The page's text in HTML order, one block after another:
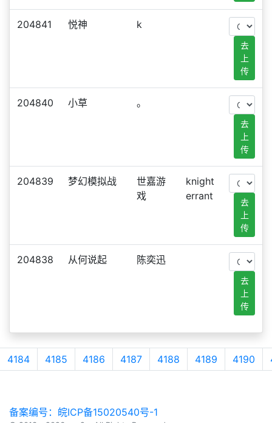
204841 悦神 k
去
上
传
204840 小草 。
去
上
传
204839 梦幻模拟战
世嘉游
戏
knight
errant
去
上
传
204838 从何说起 陈奕迅
去
上
传
4184 4185 4186 4187 4188 4189 4190
备案编号：皖ICP备15020540号-1